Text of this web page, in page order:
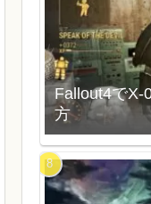
Fallout4でX-
方